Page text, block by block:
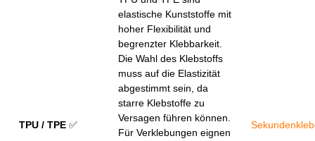
TPU / TPE ✅
elastische Kunststoffe mit
hoher Flexibilität und
begrenzter Klebbarkeit.
Die Wahl des Klebstoffs
muss auf die Elastizität
abgestimmt sein, da
starre Klebstoffe zu
Versagen führen können.
Für Verklebungen eignen